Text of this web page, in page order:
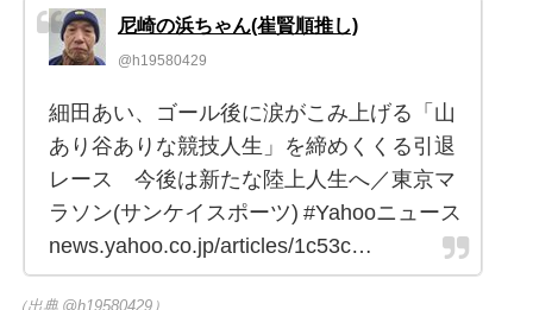
尼崎の浜ちゃん(崔賢順推し)
@h19580429
細田あい、ゴール後に涙がこみ上げる「山
あり谷ありな競技人生」を締めくくる引退
レース 今後は新たな陸上人生へ／東京マ
ラソン(サンケイスポーツ) #Yahooニュース
news.yahoo.co.jp/articles/1c53c…
（出典 @h19580429）